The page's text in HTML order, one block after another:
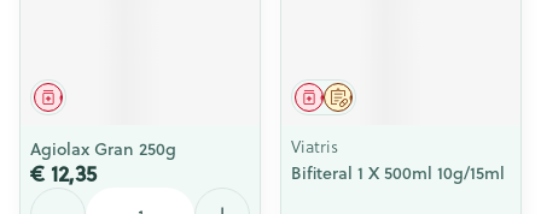
Geneesmiddel
Agiolax Gran 250g
€ 12,35
Op voorschrift
Geneesmiddel
Viatris
Bifiteral 1 X 500ml 10g/15ml